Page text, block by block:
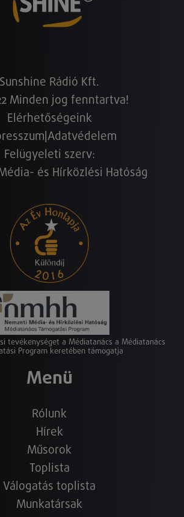
Sunshine Rádió Kft.
Minden jog fenntartva!
Elérhetőségeink
Adatvédelem
Felügyeleti szerv:
és Hírközlési Hatóság
tevékenységet a Médiatanács a Médiatanács
Program keretében támogatja
Menü
Rólunk
Hírek
Műsorok
Toplista
Válogatás toplista
Munkatársak